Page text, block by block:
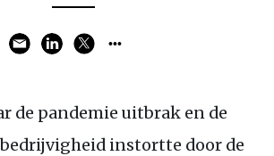
de pandemie uitbrak en de
instortte door de